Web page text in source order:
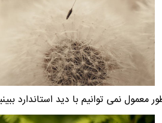
معمول نمی توانیم با دید استاندارد